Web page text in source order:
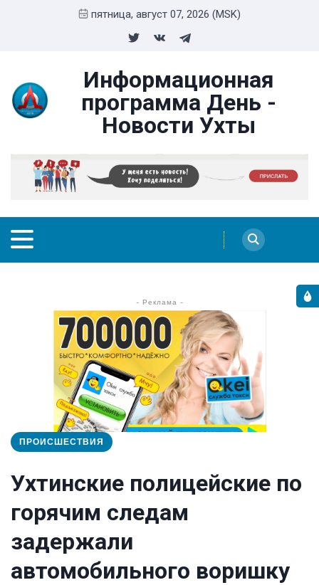
пятница, август 07, 2026 (MSK)
Информационная
программа День -
Новости Ухты
- Реклама -
ПРОИСШЕСТВИЯ
Ухтинские полицейские по
горячим следам
задержали
автомобильного воришку